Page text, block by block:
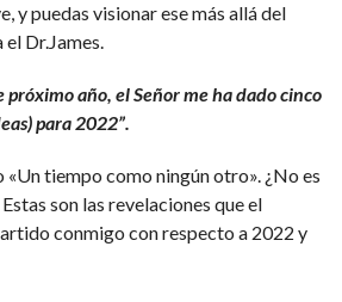
y puedas visionar ese más allá del
Dr.James.
próximo año, el Señor me ha dado cinco
para 2022”.
tiempo como ningún otro». ¿No es
son las revelaciones que el
conmigo con respecto a 2022 y